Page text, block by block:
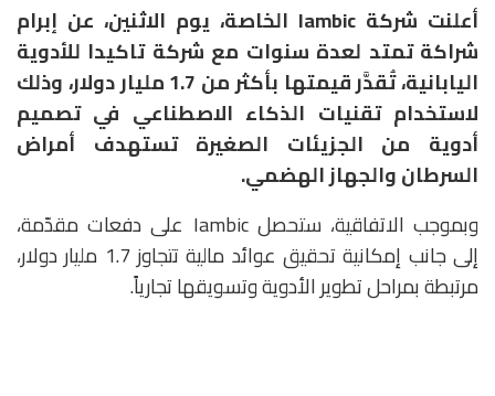
أعلنت شركة Iambic الخاصة، يوم الاثنين، عن إبرام
شراكة تمتد لعدة سنوات مع شركة تاكيدا للأدوية
اليابانية، تُقدَّر قيمتها بأكثر من 1.7 مليار دولار، وذلك
لاستخدام تقنيات الذكاء الاصطناعي في تصميم
أدوية من الجزيئات الصغيرة تستهدف أمراض
السرطان والجهاز الهضمي.
وبموجب الاتفاقية، ستحصل Iambic على دفعات مقدّمة،
إلى جانب إمكانية تحقيق عوائد مالية تتجاوز 1.7 مليار دولار،
مرتبطة بمراحل تطوير الأدوية وتسويقها تجارياً.